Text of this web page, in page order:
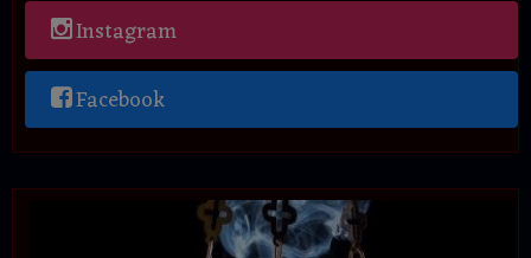
Instagram
Facebook